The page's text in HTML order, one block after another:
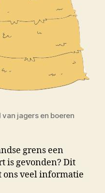
jagers en boeren
grens een
is gevonden? Dit
ons veel informatie